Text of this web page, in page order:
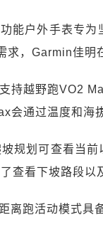
能户外手表专
求，Garmin佳
持越野跑VO2
会通过温度和海
规划可查看当
查看下坡路段以
离跑活动模式具